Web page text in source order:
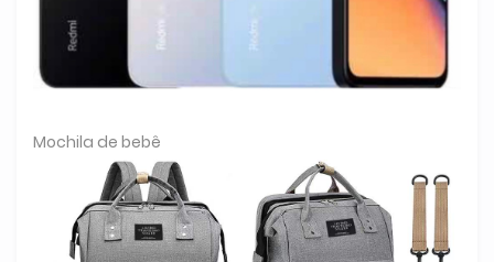
Mochila de bebê